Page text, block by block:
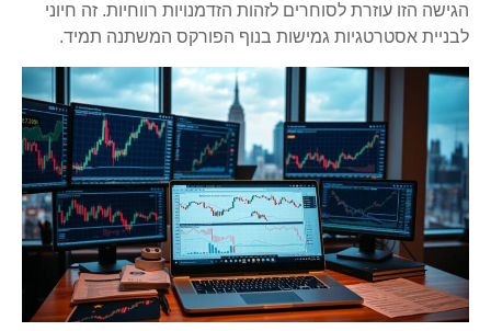
הגישה הזו עוזרת לסוחרים לזהות הזדמנויות רווחיות. זה חיוני
לבניית אסטרטגיות גמישות בנוף הפורקס המשתנה תמיד.